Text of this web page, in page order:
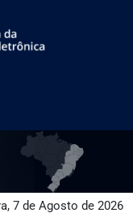
7 de Agosto de 2026